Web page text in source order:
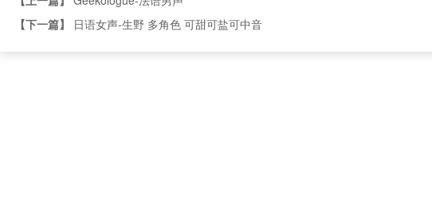
【下一篇】 日语女声-生野 多角色 可甜可盐可中音